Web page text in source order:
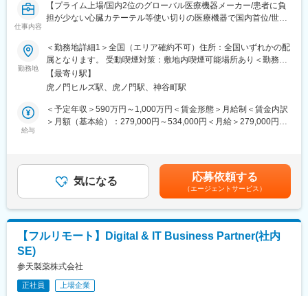
駅、千葉中央駅、東中山駅、後楽園駅、神田駅(東京都)、西日暮里
駅、下板橋駅、大塚駅前駅、学習院下駅、大崎広小路駅、虎ノ門
浜松駅、国際センター駅、名古屋駅、栄駅(愛知県)、西一宮駅、大
阪梅田駅(阪神線)、中津駅(大阪府・阪急線)、渡辺橋駅、南方駅(大
阪府)、清水五条駅、烏丸駅、十条駅(京都府・近鉄線)、桃山駅、
猿猴橋町駅、的場町駅、横川一丁目駅、県庁前駅(広島県)、九品寺
仕事内容
【プライム上場/国内2位のグローバル医療機器メーカー/患者に負
担が少ない心臓カテーテル等使い切りの医療機器で国内首位/世界
■メインミッション：
担当エリアの病院（主に医師）に対し、当社のインターベンショ
ナルシステムズ事業（血管内治療）にて扱っている製品を提案し
ていただきます。
製品の販売、サービスの提供を通じて医療現場の改題を解決する
ことで医療に貢献し、テルモブランドを育成することがミッショ
・担当製品の販売活動、各種販促イベントの企画運営
・製品適正使用のための技術サポート（手術の立会いあり）
・製品適正使用に必要となる文献・資料・製品関連情報の提供
・各種学会への参加（年数回程度で土日出社があります。）
心臓や下肢の血管の病気に対し、カテーテルを用いて治療する
「バスキュラーインターベンション（血管内カテーテル治療）」
や、血管内の状態を診るための「イメージング（画像診断）」、
勤務地
＜勤務地詳細1＞全国（エリア確約不可）住所：全国いずれかの配
属となります。 受動喫煙対策：敷地内喫煙可能場所あり＜勤務地
詳細2＞虎ノ門ヒルズステーションタワー住所：東京都港区虎ノ門
２丁目６－１ 虎ノ門ヒルズ ステーションタワー 受動喫煙対策：
ートワーク含む）
【最寄り駅】
虎ノ門ヒルズ駅、虎ノ門駅、神谷町駅
給与
＜予定年収＞590万円～1,000万円＜賃金形態＞月給制＜賃金内訳
＞月額（基本給）：279,000円～534,000円＜月給＞279,000円～
はあくまでも目安の金額であり、選考を通じて上下する可能性が
あります。月給(月額)は固定手当を含めた表記です。
気になる 応募依頼する
（エージェントサービス）
【フルリモート】Digital & IT Business Partner(社内
SE)
参天製薬株式会社
正社員 上場企業